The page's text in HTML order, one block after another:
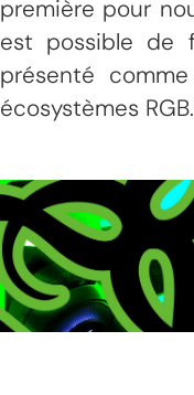
première pour
est possible de
présenté
écosystèmes RGB.